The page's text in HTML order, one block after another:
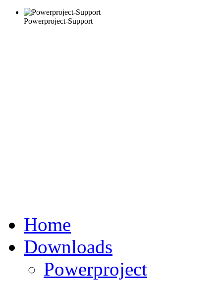
Powerproject-Support
Home
Downloads
Powerproject